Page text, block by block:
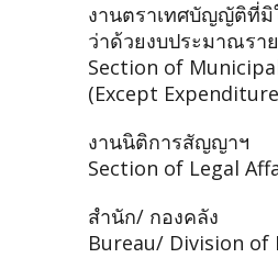
งานตราเทศบัญญัติที่
ว่าด้วยงบประมาณรา
Section of
(Except
งานนิติการสัญญาฯ
Section of Legal
สำนัก/ กองคลัง
Bureau/ Division of